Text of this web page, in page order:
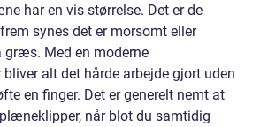
har en vis størrelse. Det er de
synes det er morsomt eller
græs. Med en moderne
alt det hårde arbejde gjort uden
en finger. Det er generelt nemt at
når blot du samtidig